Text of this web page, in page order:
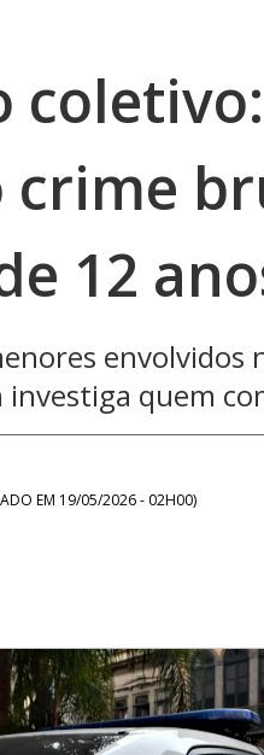
crime
12
envolvidos
investiga quem
EM 19/05/2026 - 02H00)